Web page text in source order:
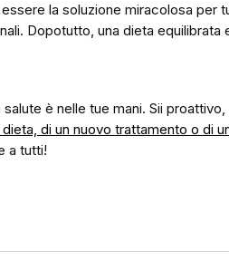
la soluzione miracolosa per
Dopotutto, una dieta equilibrata
è nelle tue mani. Sii
di un nuovo trattamento o di
a tutti!